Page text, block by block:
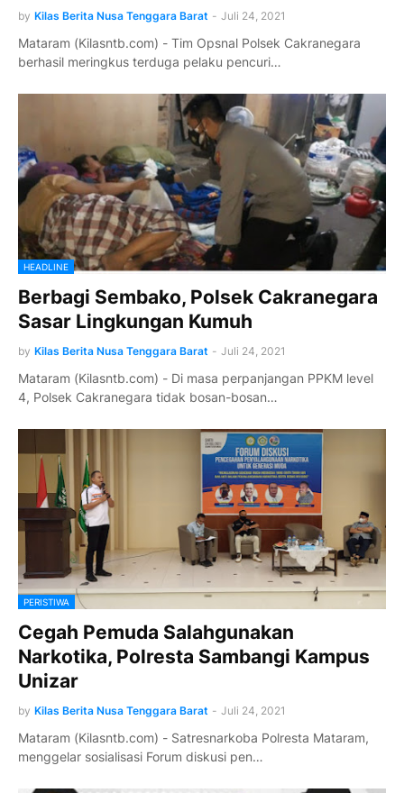
by Kilas Berita Nusa Tenggara Barat - Juli 24, 2021
Mataram (Kilasntb.com) - Tim Opsnal Polsek Cakranegara
berhasil meringkus terduga pelaku pencuri…
HEADLINE
Berbagi Sembako, Polsek Cakranegara
Sasar Lingkungan Kumuh
by Kilas Berita Nusa Tenggara Barat - Juli 24, 2021
Mataram (Kilasntb.com) - Di masa perpanjangan PPKM level
4, Polsek Cakranegara tidak bosan-bosan…
PERISTIWA
Cegah Pemuda Salahgunakan
Narkotika, Polresta Sambangi Kampus
Unizar
by Kilas Berita Nusa Tenggara Barat - Juli 24, 2021
Mataram (Kilasntb.com) - Satresnarkoba Polresta Mataram,
menggelar sosialisasi Forum diskusi pen…